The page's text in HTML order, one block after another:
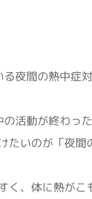
夜間の熱中症
活動が終わっ
いのが「夜間
く、体に熱が